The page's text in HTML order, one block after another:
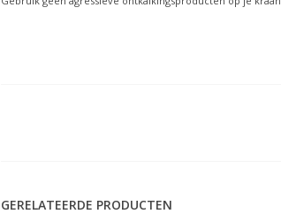
GERELATEERDE PRODUCTEN